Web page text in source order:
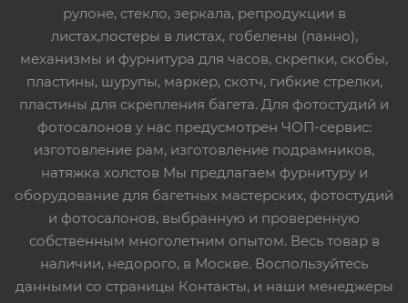
рулоне, стекло, зеркала, репродукции в
листах,постеры в листах, гобелены (панно),
механизмы и фурнитура для часов, скрепки, скобы,
пластины, шурупы, маркер, скотч, гибкие стрелки,
пластины для скрепления багета. Для фотостудий и
фотосалонов у нас предусмотрен ЧОП-сервис:
изготовление рам, изготовление подрамников,
натяжка холстов Мы предлагаем фурнитуру и
оборудование для багетных мастерских, фотостудий
и фотосалонов, выбранную и проверенную
собственным многолетним опытом. Весь товар в
наличии, недорого, в Москве. Воспользуйтесь
данными со страницы Контакты, и наши менеджеры